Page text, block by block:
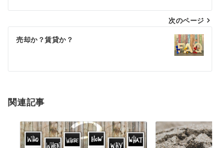
ナ
ビ
ゲ
シ
ン
次のページ
売却か？賃貸か？
関連記事